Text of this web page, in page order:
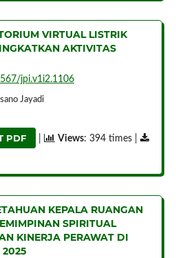
VIRTUAL LISTRIK
AKTIVITAS
jpi.v1i2.1106
Jayadi
PDF Views: 394 times |
KEPALA RUANGAN
SPIRITUAL
KINERJA PERAWAT DI
2025